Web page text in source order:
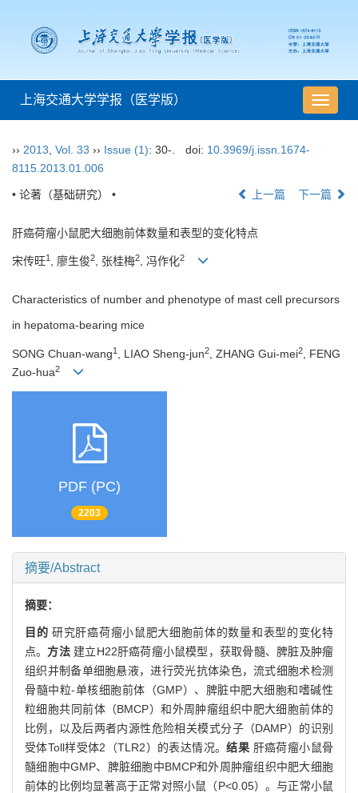
导
航
上海交通大学学报（医学版）
›› 2013 Vol. 33 ›› Issue (1): 30-. doi: 10.3969/j.issn.1674-
8115.2013.01.006
• 论著（基础研究） • 上一篇 下一篇
肝癌荷瘤小鼠肥大细胞前体数量和表型的变化特点
宋传旺1 , 廖生俊2, 张桂梅2, 冯作化2
Characteristics of number and phenotype of mast cell precursors
in hepatoma-bearing mice
SONG Chuan-wang1 , LIAO Sheng-jun2 , ZHANG Gui-mei2
, FENG
Zuo-hua2
PDF (PC)
2203
摘要/Abstract
摘要：
目的研究肝癌荷瘤小鼠肥大细胞前体的数量和表型的变化特
点。 方法 建立H22肝癌荷瘤小鼠模型，获取骨髓、脾脏及肿瘤
组织并制备单细胞悬液，进行荧光抗体染色，流式细胞术检测
骨髓中粒-单核细胞前体（GMP）、脾脏中肥大细胞和嗜碱性
粒细胞共同前体（BMCP）和外周肿瘤组织中肥大细胞前体的
比例，以及后两者内源性危险相关模式分子（DAMP）的识别
受体Toll样受体2（TLR2）的表达情况。结果 肝癌荷瘤小鼠骨
髓细胞中GMP、脾脏细胞中BMCP和外周肿瘤组织中肥大细胞
前体的比例均显著高于正常对照小鼠（P<0.05）。与正常小鼠